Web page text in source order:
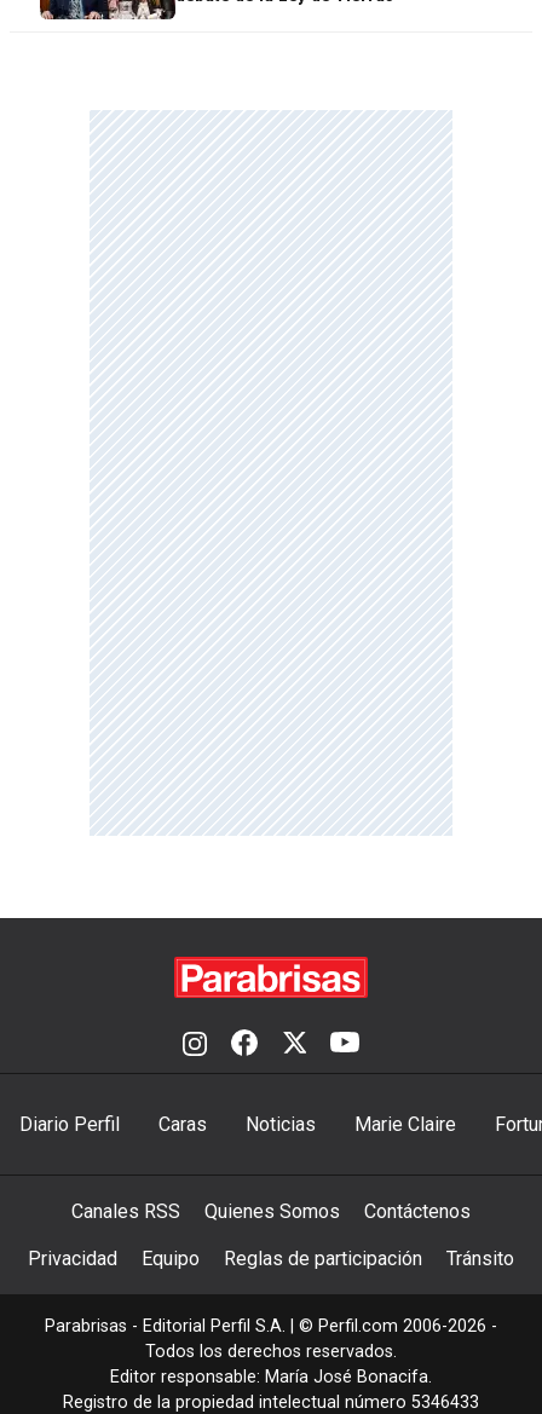
Diario Perfil Caras Noticias Marie Claire
Canales RSS Quienes Somos Contáctenos
Privacidad Equipo Reglas de participación Tránsito
Parabrisas - Editorial Perfil S.A. | © Perfil.com 2006-2026 -
Todos los derechos reservados.
Editor responsable: María José Bonacifa.
Registro de la propiedad intelectual número 5346433